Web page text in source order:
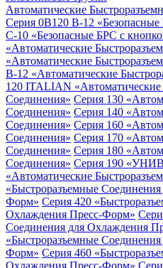
Автоматические
Серия 0B120 B-12
C-10 «Безопасные БРС с
«Автоматические
«Автоматические
B-12 «Автоматические
120 ITALIAN
Соединения» Серия 130
Соединения» Серия 140
Соединения» Серия 160
Соединения» Серия 170
Соединения» Серия 180
Соединения» Серия 190
«Автоматические
«Быстроразъемные
Форм» Серия 420
Охлаждения Пресс-Форм»
Соединения для Охлаждения
«Быстроразъемные
Форм» Серия 460
Охлаждения Пресс-Форм»